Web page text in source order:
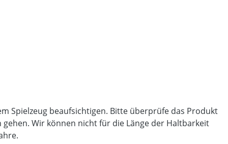
Spielzeug beaufsichtigen. Bitte überprüfe das Produkt
Wir können nicht für die Länge der Haltbarkeit